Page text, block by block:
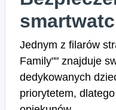
Jednym z filarów
Family"" znajduje
dedykowanych
priorytetem,